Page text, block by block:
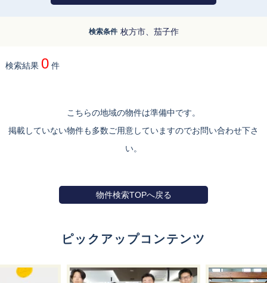
検索条件 枚方市、茄子作
検索結果 0件
こちらの地域の物件は準備中です。
掲載していない物件も多数ご用意していますのでお問い合わせ下さ
い。
物件検索TOPへ戻る
ピックアップコンテンツ